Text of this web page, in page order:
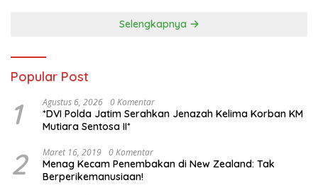
Selengkapnya
Popular Post
1 Agustus 6, 2026 0 Komentar
*DVI Polda Jatim Serahkan Jenazah Kelima Korban KM
Mutiara Sentosa II*
2 Maret 16, 2019 0 Komentar
Menag Kecam Penembakan di New Zealand: Tak
Berperikemanusiaan!